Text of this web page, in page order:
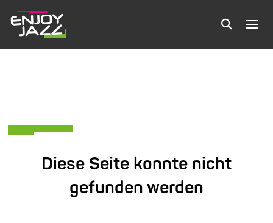
Diese Seite konnte nicht
gefunden werden